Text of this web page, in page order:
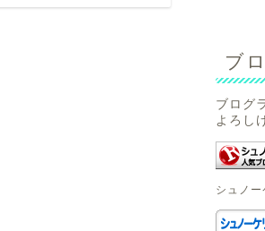
ブ
ブログ
よろし
シュノ